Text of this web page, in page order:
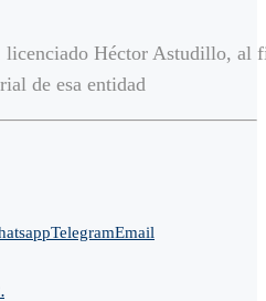
licenciado Héctor Astudillo, al
de esa entidad
TelegramEmail